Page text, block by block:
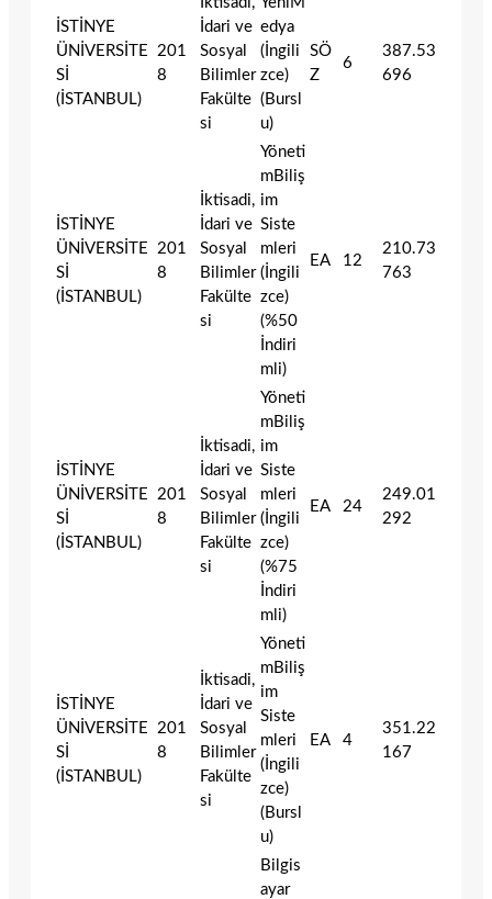
İSTİNYE
ÜNİVERSİTE
Sİ
(İSTANBUL)
201
8
İdari ve
Sosyal
Bilimler
Fakülte
si
edya
(İngili
zce)
(Bursl
u)
SÖ
Z
6
387.53
696
İSTİNYE
ÜNİVERSİTE
Sİ
(İSTANBUL)
201
8
İktisadi,
İdari ve
Sosyal
Bilimler
Fakülte
si
Yöneti
mBiliş
im
Siste
mleri
(İngili
zce)
(%50
İndiri
mli)
EA 12
210.73
763
İSTİNYE
ÜNİVERSİTE
Sİ
(İSTANBUL)
201
8
İktisadi,
İdari ve
Sosyal
Bilimler
Fakülte
si
Yöneti
mBiliş
im
Siste
mleri
(İngili
zce)
(%75
İndiri
mli)
EA 24
249.01
292
İSTİNYE
ÜNİVERSİTE
Sİ
(İSTANBUL)
201
8
İktisadi,
İdari ve
Sosyal
Bilimler
Fakülte
si
Yöneti
mBiliş
im
Siste
mleri
(İngili
zce)
(Bursl
u)
EA 4
351.22
167
Bilgis
ayar